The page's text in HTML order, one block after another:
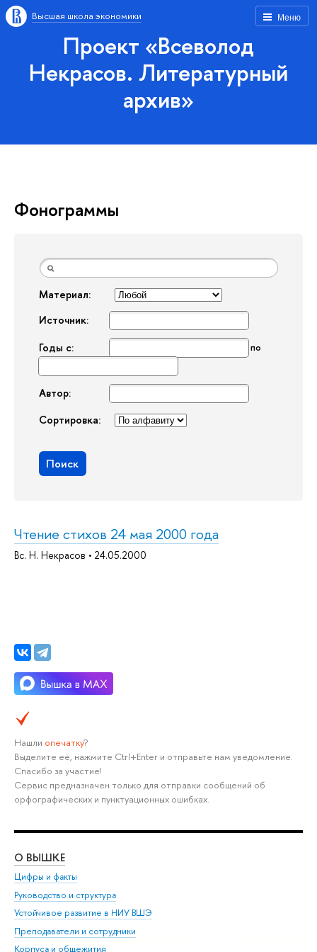
Меню
Высшая школа экономики
Проект «Всеволод
Некрасов. Литературный
архив»
Фонограммы
Материал:
Источник:
Годы с:
по
Автор:
Сортировка:
Поиск
Чтение стихов 24 мая 2000 года
Вс. Н. Некрасов • 24.05.2000
Нашли опечатку?
Выделите её, нажмите Ctrl+Enter и отправьте нам уведомление.
Спасибо за участие!
Сервис предназначен только для отправки сообщений об
орфографических и пунктуационных ошибках.
О ВЫШКЕ
Цифры и факты
Руководство и структура
Устойчивое развитие в НИУ ВШЭ
Преподаватели и сотрудники
Корпуса и общежития